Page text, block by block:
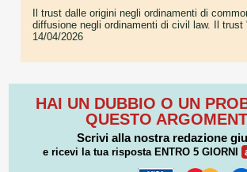
Il trust dalle origini negli ordinamenti di
diffusione negli ordinamenti di civil law. Il trust
14/04/2026
HAI UN DUBBIO O UN
QUESTO
Scrivi alla nostra redazione
e ricevi la tua risposta ENTRO 5 GIORNI